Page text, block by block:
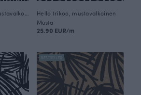
Hello trikoo, mustavalkoinen
Musta
25.90 EUR/m
BESTSELLER